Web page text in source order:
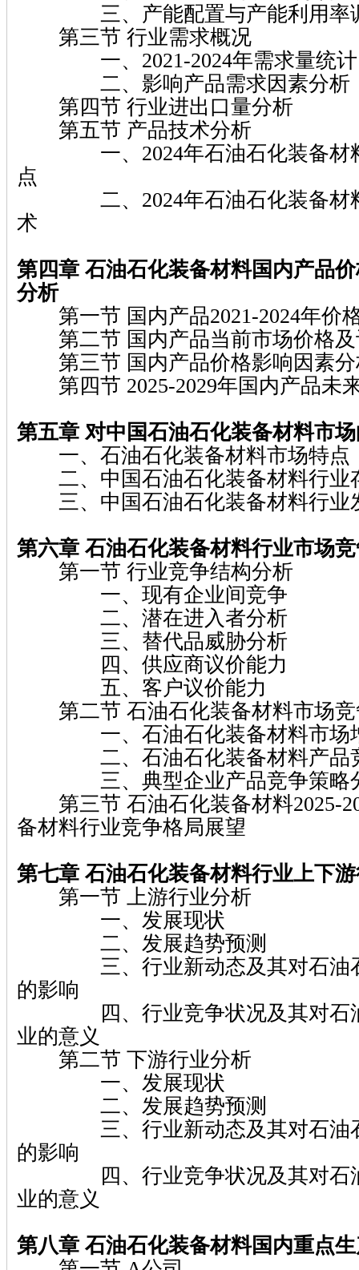
三、产能配置与产能利用率
第三节 行业需求概况
一、2021-2024年需求量统计
二、影响产品需求因素分析
第四节 行业进出口量分析
第五节 产品技术分析
一、2024年石油石化装备材料
点
二、2024年石油石化装备材料
术
第四章 石油石化装备材料国内产品
分析
第一节 国内产品2021-2024年价
第二节 国内产品当前市场价格及
第三节 国内产品价格影响因素分
第四节 2025-2029年国内产品未
第五章 对中国石油石化装备材料市
一、石油石化装备材料市场特点
二、中国石油石化装备材料行业
三、中国石油石化装备材料行业
第六章 石油石化装备材料行业市场
第一节 行业竞争结构分析
一、现有企业间竞争
二、潜在进入者分析
三、替代品威胁分析
四、供应商议价能力
五、客户议价能力
第二节 石油石化装备材料市场竞
一、石油石化装备材料市场增
二、石油石化装备材料产品竞
三、典型企业产品竞争策略
第三节 石油石化装备材料2025-
备材料行业竞争格局展望
第七章 石油石化装备材料行业上下
第一节 上游行业分析
一、发展现状
二、发展趋势预测
三、行业新动态及其对石油石
的影响
四、行业竞争状况及其对石油
业的意义
第二节 下游行业分析
一、发展现状
二、发展趋势预测
三、行业新动态及其对石油石
的影响
四、行业竞争状况及其对石油
业的意义
第八章 石油石化装备材料国内重点